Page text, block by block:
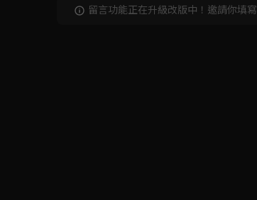
留言功能正在升級改版中！邀請你填寫